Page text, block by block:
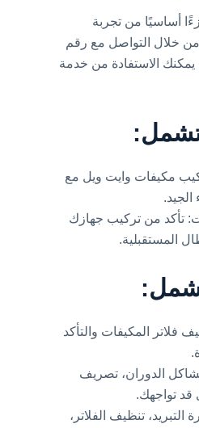
أساسيًا من تجربة
خلال التواصل مع رقم
الاستفادة من خدمة
تشمل:
مكيفات وايت ويل مع
تأكد من تركيب جهازك
المستقبلية.
فلاتر المكيفات والتأكد
الدوران، تصريف
قد تواجهك.
تنظيف الفلاتر،